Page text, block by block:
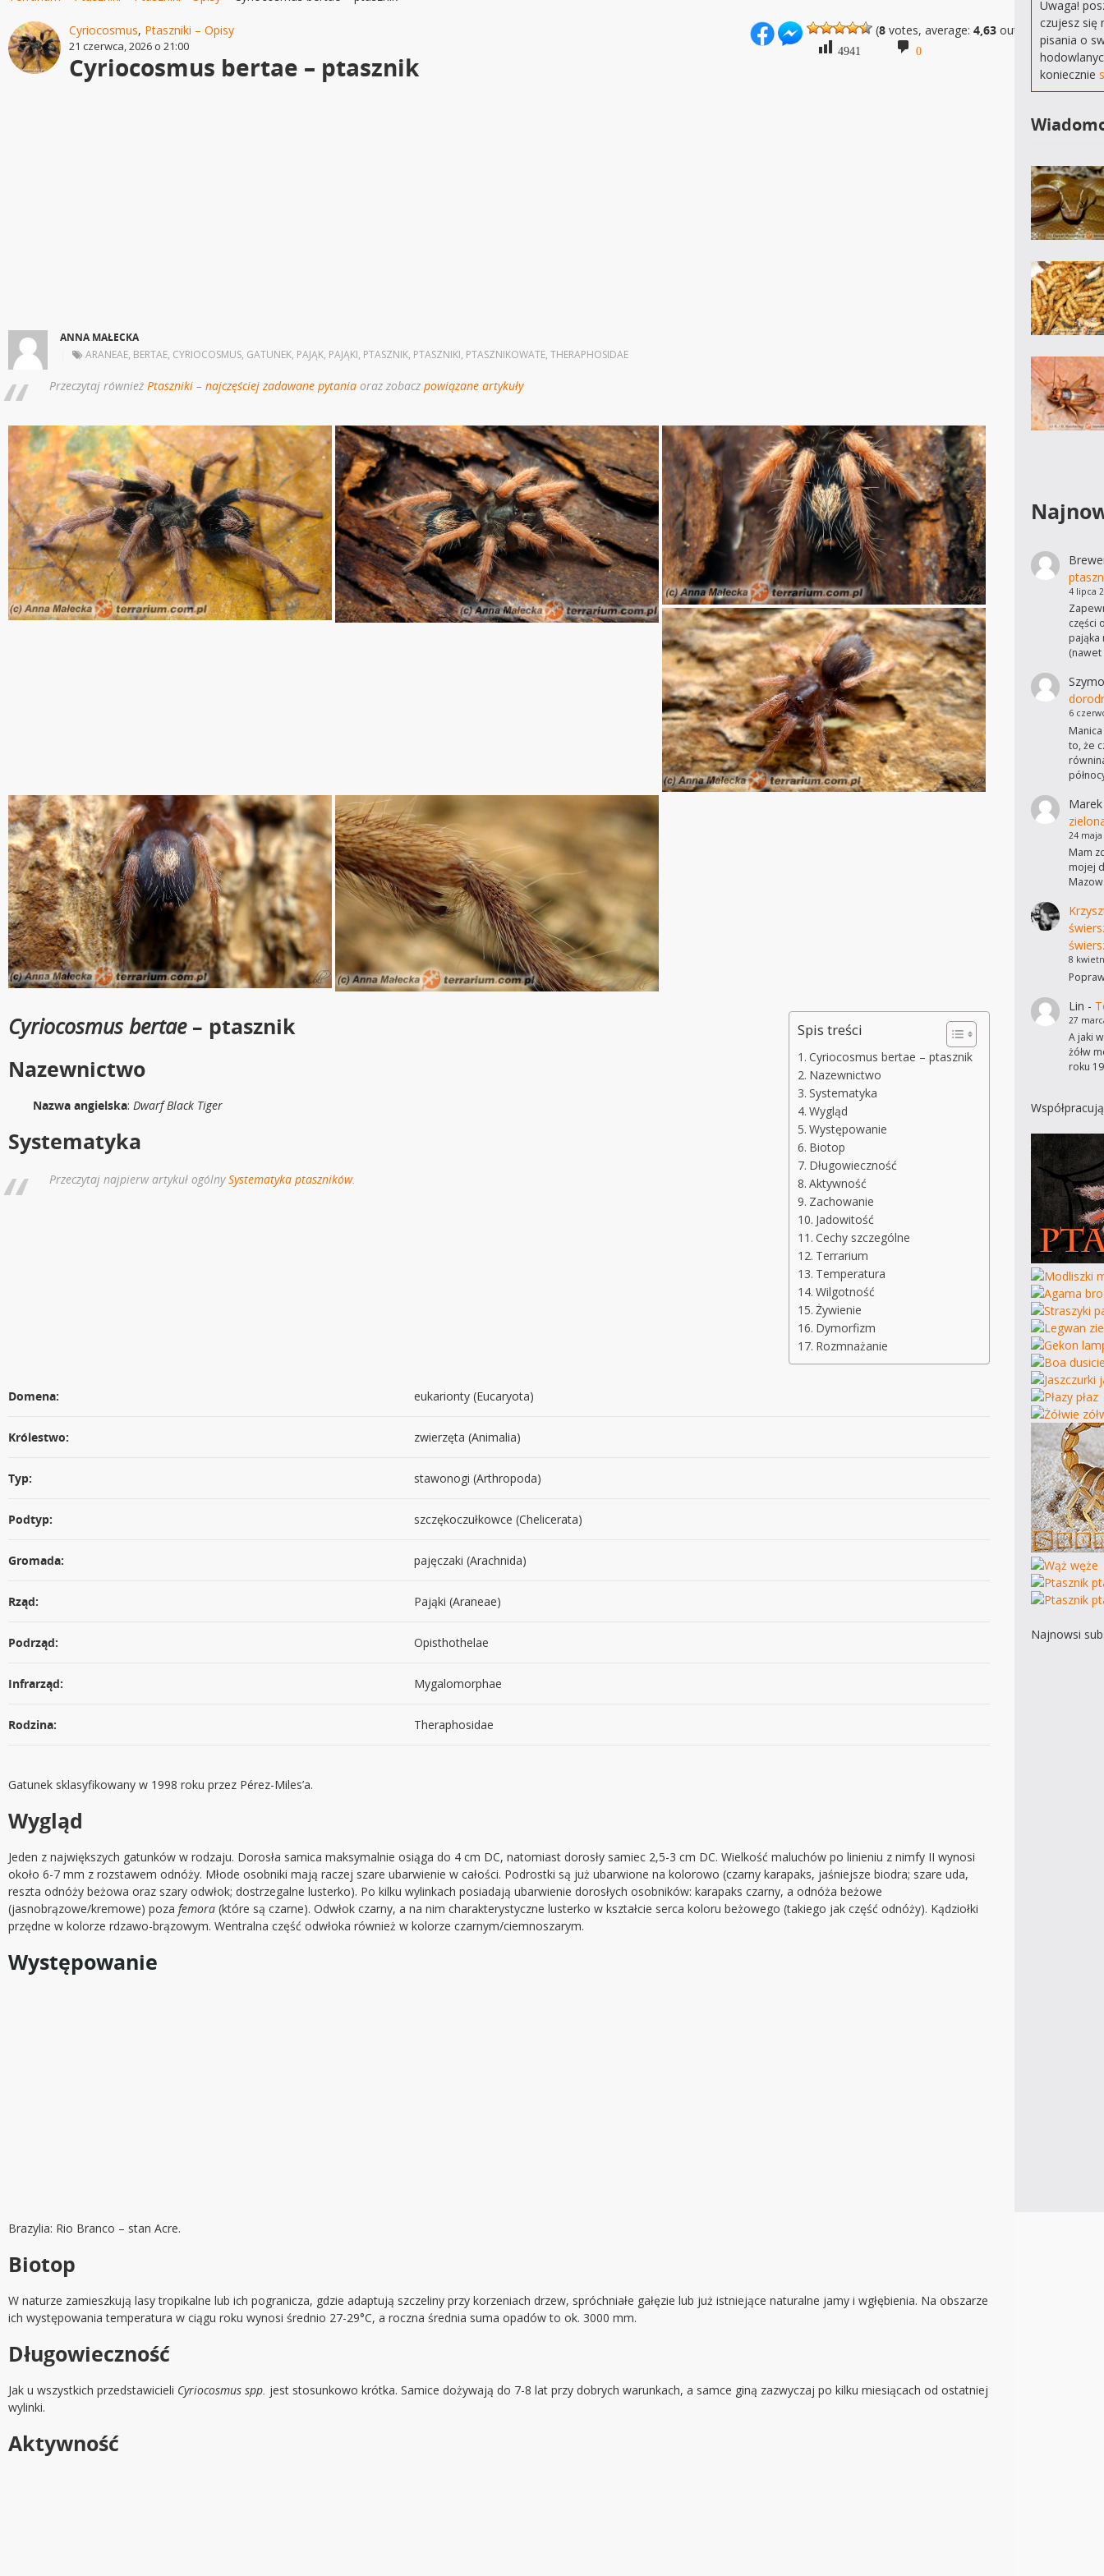
(8votes, average: 4,63out of 5)
4941 0
Cyriocosmus, Ptaszniki – Opisy
21 czerwca, 2026 o 21:00
Cyriocosmus bertae – ptasznik
ANNA MAŁECKA
ARANEAE, BERTAE, CYRIOCOSMUS, GATUNEK, PAJĄK, PAJĄKI, PTASZNIK, PTASZNIKI, PTASZNIKOWATE, THERAPHOSIDAE
Przeczytaj również Ptaszniki – najczęściej zadawane pytania oraz zobacz powiązane artykuły
Spis treści
Cyriocosmus bertae – ptasznik
Nazewnictwo
Systematyka
Wygląd
Występowanie
Biotop
Długowieczność
Aktywność
Zachowanie
Jadowitość
Cechy szczególne
Terrarium
Temperatura
Wilgotność
Żywienie
Dymorfizm
Rozmnażanie
Cyriocosmus bertae– ptasznik
Nazewnictwo
Nazwa angielska: Dwarf Black Tiger
Systematyka
Przeczytaj najpierw artykuł ogólnySystematyka ptaszników.
Domena: eukarionty (Eucaryota)
Królestwo: zwierzęta (Animalia)
Typ: stawonogi (Arthropoda)
Podtyp: szczękoczułkowce (Chelicerata)
Gromada: pajęczaki (Arachnida)
Rząd: Pająki (Araneae)
Podrząd: Opisthothelae
Infrarząd: Mygalomorphae
Rodzina: Theraphosidae
Gatunek sklasyfikowany w 1998 roku przez Pérez-Miles’a.
Wygląd
Jeden z największych gatunków w rodzaju. Dorosła samica maksymalnie osiąga do 4 cm DC, natomiast dorosły samiec 2,5-3 cm DC. Wielkość maluchów po linieniu z nimfy II wynosi
około 6-7 mm z rozstawem odnóży. Młode osobniki mają raczej szare ubarwienie w całości. Podrostki są już ubarwione na kolorowo (czarny karapaks, jaśniejsze biodra; szare uda,
reszta odnóży beżowa oraz szary odwłok; dostrzegalne lusterko). Po kilku wylinkach posiadają ubarwienie dorosłych osobników: karapaks czarny, a odnóża beżowe
(jasnobrązowe/kremowe) poza femora (które są czarne). Odwłok czarny, a na nim charakterystyczne lusterko w kształcie serca koloru beżowego (takiego jak część odnóży). Kądziołki
przędne w kolorze rdzawo-brązowym. Wentralna część odwłoka również w kolorze czarnym/ciemnoszarym.
Występowanie
Brazylia: Rio Branco – stan Acre.
Biotop
W naturze zamieszkują lasy tropikalne lub ich pogranicza, gdzie adaptują szczeliny przy korzeniach drzew, spróchniałe gałęzie lub już istniejące naturalne jamy i wgłębienia. Na obszarze
ich występowania temperatura w ciągu roku wynosi średnio 27-29°C, a roczna średnia suma opadów to ok. 3000 mm.
Długowieczność
Jak u wszystkich przedstawicieli Cyriocosmus spp. jest stosunkowo krótka. Samice dożywają do 7-8 lat przy dobrych warunkach, a samce giną zazwyczaj po kilku miesiącach od ostatniej
wylinki.
Aktywność
Uwaga!
czujesz się
pisania o
koniecznie
4 lipca
części
pająka
6
to, że
Marek
24 maja
Mam
mojej
8
Lin -
27
A jaki
żółw
roku
Najnowsi